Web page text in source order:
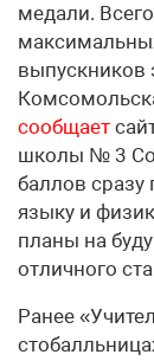
медали.
выпускников
сообщает
школы № 3
баллов
языку и
планы на
отличного
Ранее